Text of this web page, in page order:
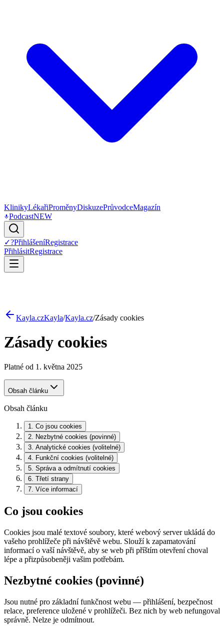
KlinikyLékařiProměnyDiskuzePrůvodceMagazín
PodcastNEW
✓?PřihlášeníRegistrace
PřihlásitRegistrace
Kayla.czKayla/Kayla.cz/Zásady cookies
Zásady cookies
Platné od 1. května 2025
Obsah článku
Obsah článku
1
Co jsou cookies
2
Nezbytné cookies (povinné)
3 Analytické cookies (volitelné)
4
Funkční cookies (volitelné)
5 Správa a odmítnutí cookies
6 Třetí strany
7 Více informací
Co jsou cookies
Cookies jsou malé textové soubory, které webový server ukládá do
vašeho prohlížeče při návštěvě webu. Slouží k zapamatování
informací o vaší návštěvě, aby se web při příštím otevření choval
lépe a přizpůsobeněji vašim potřebám.
Nezbytné cookies (povinné)
Jsou nutné pro základní funkčnost webu — přihlášení, bezpečnost
relace, preference uložené v prohlížeči. Bez nich by web nefungoval
správně. Nelze je odmítnout.